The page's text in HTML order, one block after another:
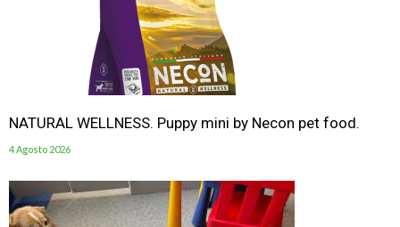
NATURAL WELLNESS. Puppy mini by Necon pet food.
4 Agosto 2026